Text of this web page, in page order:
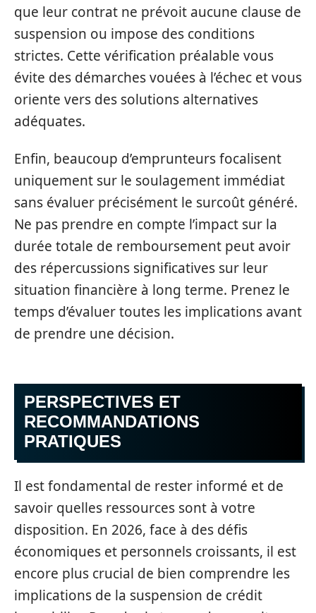
que leur contrat ne prévoit aucune clause de
suspension ou impose des conditions
strictes. Cette vérification préalable vous
évite des démarches vouées à l’échec et vous
oriente vers des solutions alternatives
adéquates.
Enfin, beaucoup d’emprunteurs focalisent
uniquement sur le soulagement immédiat
sans évaluer précisément le surcoût généré.
Ne pas prendre en compte l’impact sur la
durée totale de remboursement peut avoir
des répercussions significatives sur leur
situation financière à long terme. Prenez le
temps d’évaluer toutes les implications avant
de prendre une décision.
PERSPECTIVES ET
RECOMMANDATIONS
PRATIQUES
Il est fondamental de rester informé et de
savoir quelles ressources sont à votre
disposition. En 2026, face à des défis
économiques et personnels croissants, il est
encore plus crucial de bien comprendre les
implications de la suspension de crédit